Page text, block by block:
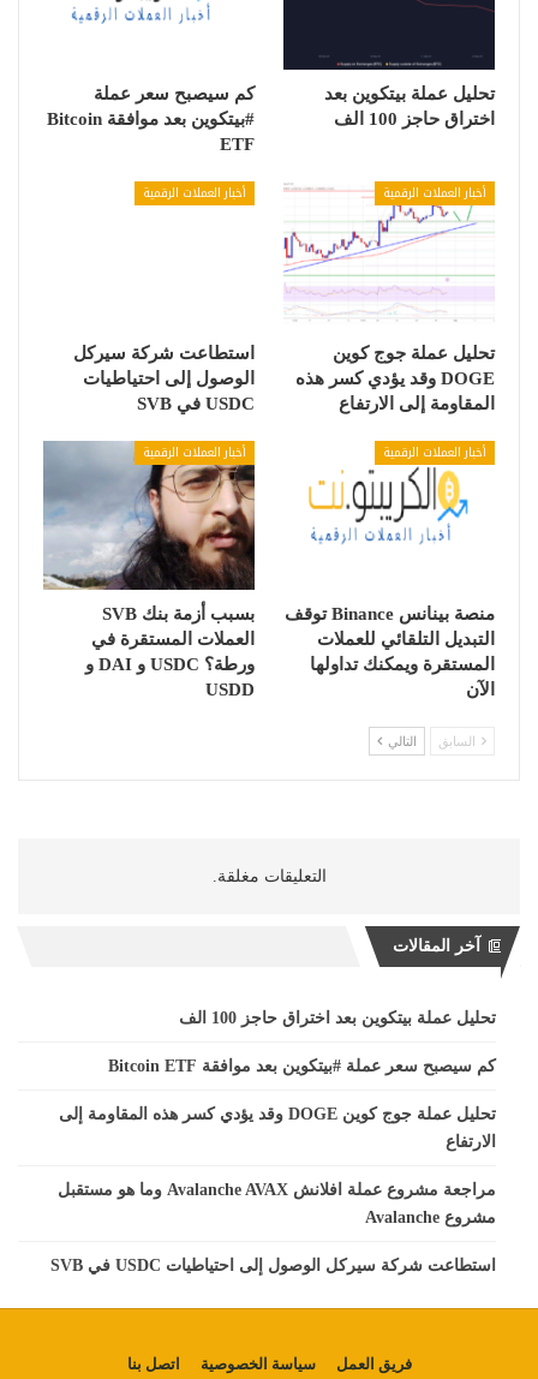
تحليل عملة بيتكوين بعد
اختراق حاجز 100 الف
كم سيصبح سعر عملة
#بيتكوين بعد موافقة Bitcoin
ETF
أخبار العملات الرقمية
تحليل عملة جوج كوين
DOGE وقد يؤدي كسر هذه
المقاومة إلى الارتفاع
أخبار العملات الرقمية
استطاعت شركة سيركل
الوصول إلى احتياطيات
USDC في SVB
أخبار العملات الرقمية
منصة بينانس Binance توقف
التبديل التلقائي للعملات
المستقرة ويمكنك تداولها
الآن
أخبار العملات الرقمية
بسبب أزمة بنك SVB
العملات المستقرة في
ورطة؟ USDC و DAI و
USDD
السابق التالي
التعليقات مغلقة.
آخر المقالات
تحليل عملة بيتكوين بعد اختراق حاجز 100 الف
كم سيصبح سعر عملة #بيتكوين بعد موافقة Bitcoin ETF
تحليل عملة جوج كوين DOGE وقد يؤدي كسر هذه المقاومة إلى
الارتفاع
مراجعة مشروع عملة افلانش Avalanche AVAX وما هو مستقبل
مشروع Avalanche
استطاعت شركة سيركل الوصول إلى احتياطيات USDC في SVB
فريق العمل سياسة الخصوصية اتصل بنا